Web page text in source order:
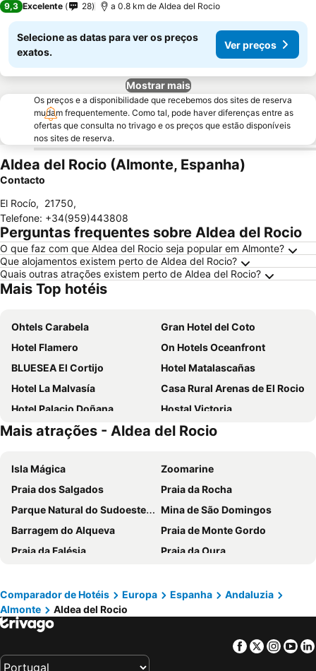
9,3 Excelente 28 a 0.8 km de Aldea del Rocio
Selecione as datas para ver os preços
exatos.
Ver preços
Mostrar mais
Os preços e a disponibilidade que recebemos dos sites de reserva
mudam frequentemente. Como tal, pode haver diferenças entre as
ofertas que consulta no trivago e os preços que estão disponíveis
nos sites de reserva.
Aldea del Rocio (Almonte, Espanha)
Contacto
El Rocío, 21750,
Telefone: +34(959)443808
Perguntas frequentes sobre Aldea del Rocio
O que faz com que Aldea del Rocio seja popular em Almonte?
Que alojamentos existem perto de Aldea del Rocio?
Quais outras atrações existem perto de Aldea del Rocio?
Mais Top hotéis
Ohtels Carabela
Gran Hotel del Coto
Hotel Flamero
On Hotels Oceanfront
BLUESEA El Cortijo
Hotel Matalascañas
Hotel La Malvasía
Casa Rural Arenas de El Rocio
Hotel Palacio Doñana
Hostal Victoria
Hotel Doñana Blues
Hotel Restaurante Toruño
Hospedarte Cazadero Real
Alojamiento Rural El Sombrero
Rocio Rooms
Casa Rural Los Pinos
Cortijo de Los Mimbrales
Camino Del Mar
Rocio Doñana - Puente del Rey
Andalusi Park
El Rocio
Pequeño Rocio
Mais atrações - Aldea del Rocio
Isla Mágica
Zoomarine
Praia dos Salgados
Praia da Rocha
Parque Natural do Sudoeste Alentejano e Costa Vicentina
Mina de São Domingos
Barragem do Alqueva
Praia de Monte Gordo
Praia da Falésia
Praia da Oura
Praia de Santa Eulália
do Vau
Playa de Islantilla
Aeroporto Internacional de Faro - Gago Coutinho
slide & splash
Praia dos Pescadores
Comparador de Hotéis Europa Espanha
Andaluzia
Almonte
Aldea del Rocio
Facebook
Twitter